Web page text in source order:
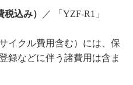
込み）
／ 「YZF-R1」
イクル費用含む）には、保
録などに伴う諸費用は含ま